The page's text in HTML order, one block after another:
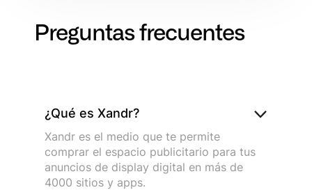
Preguntas frecuentes
¿Qué es Xandr?
Xandr es el medio que te permite
comprar el espacio publicitario para tus
anuncios de display digital en más de
4000 sitios y apps.